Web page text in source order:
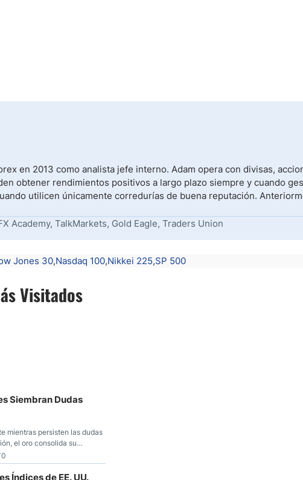
en 2013 como analista jefe interno. Adam opera con divisas,
obtener rendimientos positivos a largo plazo siempre y cuando
utilicen únicamente corredurías de buena reputación.
Academy, TalkMarkets, Gold Eagle, Traders Union
Jones 30 Nasdaq 100 Nikkei 225 SP 500
Visitados
Siembran Dudas
mientras persisten las dudas
el oro consolida su
económicas desde
Índices de EE. UU.